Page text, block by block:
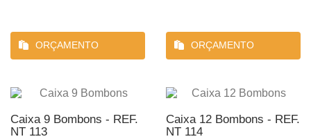
ORÇAMENTO ORÇAMENTO
Caixa 9 Bombons - REF.
NT 113
Caixa 12 Bombons - REF.
NT 114